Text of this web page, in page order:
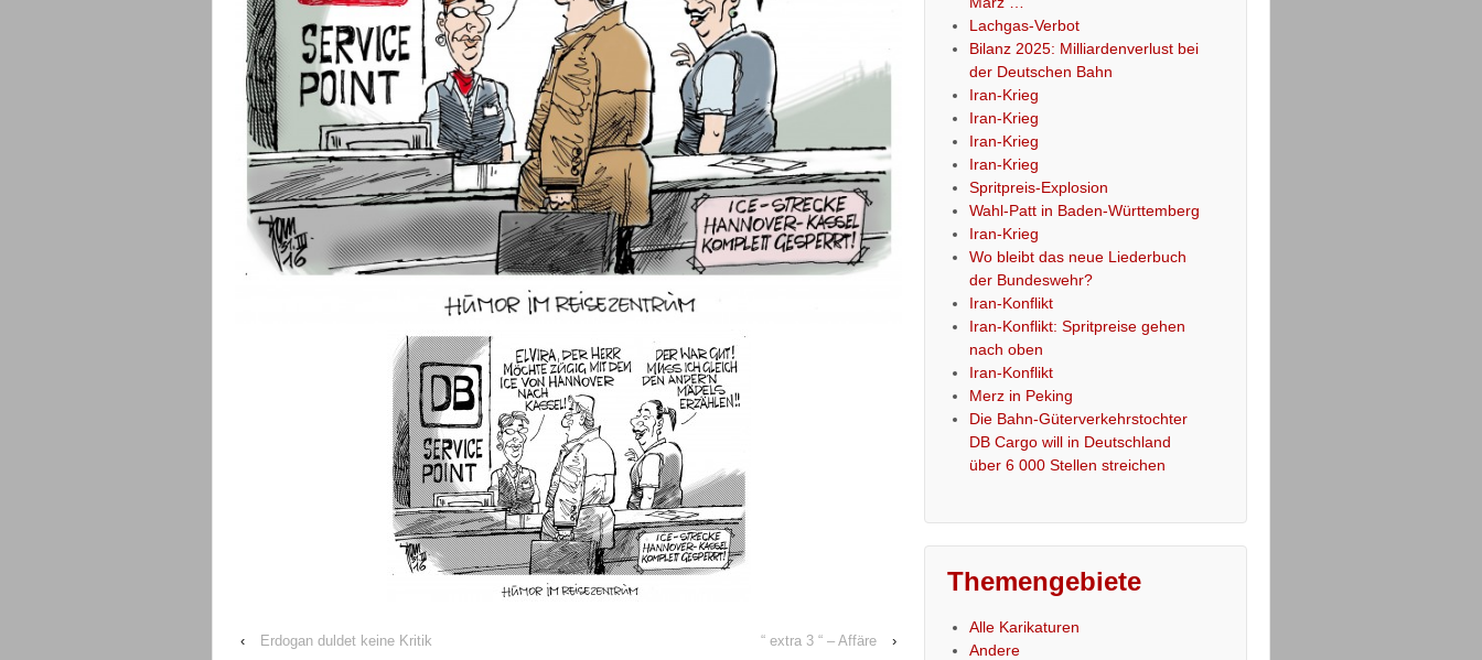
‹ Erdogan duldet keine Kritik “ extra 3 “ – Affäre ›
Lachgas-Verbot
Bilanz 2025: Milliardenverlust bei
der Deutschen Bahn
Iran-Krieg
Iran-Krieg
Iran-Krieg
Iran-Krieg
Spritpreis-Explosion
Wahl-Patt in Baden-Württemberg
Iran-Krieg
Wo bleibt das neue Liederbuch
der Bundeswehr?
Iran-Konflikt
Iran-Konflikt: Spritpreise gehen
nach oben
Iran-Konflikt
Merz in Peking
Die Bahn-Güterverkehrstochter
DB Cargo will in Deutschland
über 6 000 Stellen streichen
Themengebiete
Alle Karikaturen
Andere